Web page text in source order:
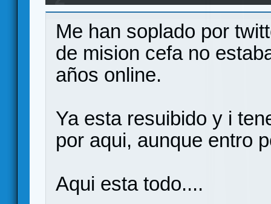
Me han soplado por
de mision cefa no
años online.
Ya esta resuibido y i
por aqui, aunque entro
Aqui esta todo....